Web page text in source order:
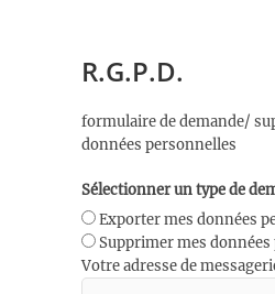
R.G.P.D.
formulaire de demande/
données personnelles
Sélectionner un type de
Exporter mes données
Supprimer mes
Votre adresse de